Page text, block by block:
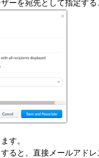
ーを宛先として指定する
す。
ると、直接メールアド